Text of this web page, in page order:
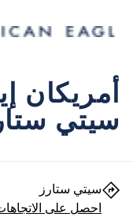
أمريكان
سيتي
سيتي ستارز
احصل على